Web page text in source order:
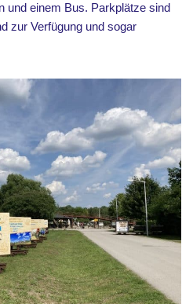
und einem Bus. Parkplätze sind
zur Verfügung und sogar